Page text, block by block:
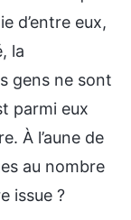
d’entre eux,
la
gens ne sont
parmi eux
À l’aune de
au nombre
issue ?